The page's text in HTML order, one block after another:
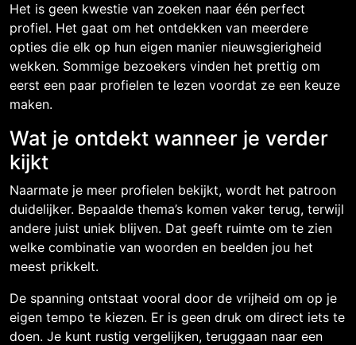
Het is geen kwestie van zoeken naar één perfect
profiel. Het gaat om het ontdekken van meerdere
opties die elk op hun eigen manier nieuwsgierigheid
wekken. Sommige bezoekers vinden het prettig om
eerst een paar profielen te lezen voordat ze een keuze
maken.
Wat je ontdekt wanneer je verder
kijkt
Naarmate je meer profielen bekijkt, wordt het patroon
duidelijker. Bepaalde thema’s komen vaker terug, terwijl
andere juist uniek blijven. Dat geeft ruimte om te zien
welke combinatie van woorden en beelden jou het
meest prikkelt.
De spanning ontstaat vooral door de vrijheid om op je
eigen tempo te kiezen. Er is geen druk om direct iets te
doen. Je kunt rustig vergelijken, teruggaan naar een